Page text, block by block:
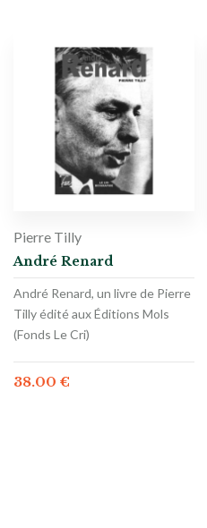
Pierre Tilly
André Renard
André Renard, un livre de Pierre
Tilly édité aux Éditions Mols
(Fonds Le Cri)
38.00 €